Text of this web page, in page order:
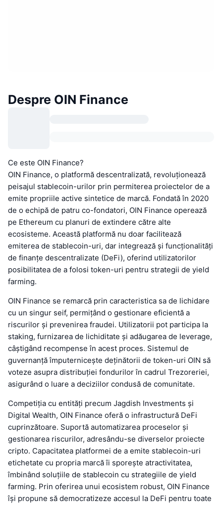
Despre OIN Finance
Ce este OIN Finance?
OIN Finance, o platformă descentralizată, revoluționează
peisajul stablecoin-urilor prin permiterea proiectelor de a
emite propriile active sintetice de marcă. Fondată în 2020
de o echipă de patru co-fondatori, OIN Finance operează
pe Ethereum cu planuri de extindere către alte
ecosisteme. Această platformă nu doar facilitează
emiterea de stablecoin-uri, dar integrează și funcționalități
de finanțe descentralizate (DeFi), oferind utilizatorilor
posibilitatea de a folosi token-uri pentru strategii de yield
farming.
OIN Finance se remarcă prin caracteristica sa de lichidare
cu un singur seif, permițând o gestionare eficientă a
riscurilor și prevenirea fraudei. Utilizatorii pot participa la
staking, furnizarea de lichiditate și adăugarea de leverage,
câștigând recompense în acest proces. Sistemul de
guvernanță împuternicește deținătorii de token-uri OIN să
voteze asupra distribuției fondurilor în cadrul Trezoreriei,
asigurând o luare a deciziilor condusă de comunitate.
Competiția cu entități precum Jagdish Investments și
Digital Wealth, OIN Finance oferă o infrastructură DeFi
cuprinzătoare. Suportă automatizarea proceselor și
gestionarea riscurilor, adresându-se diverselor proiecte
cripto. Capacitatea platformei de a emite stablecoin-uri
etichetate cu propria marcă îi sporește atractivitatea,
îmbinând soluțiile de stablecoin cu strategiile de yield
farming. Prin oferirea unui ecosistem robust, OIN Finance
își propune să democratizeze accesul la DeFi pentru toate